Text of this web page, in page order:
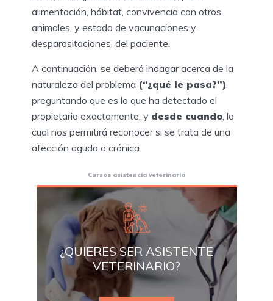
alimentación, hábitat, convivencia con otros
animales, y estado de vacunaciones y
desparasitaciones, del paciente.
A continuación, se deberá indagar acerca de la
naturaleza del problema (“¿qué le pasa?”)
preguntando que es lo que ha detectado el
propietario exactamente, y desde cuando , lo
cual nos permitirá reconocer si se trata de una
afección aguda o crónica.
Cursos asistencia veterinaria
¿QUIERES SER ASISTENTE
VETERINARIO?